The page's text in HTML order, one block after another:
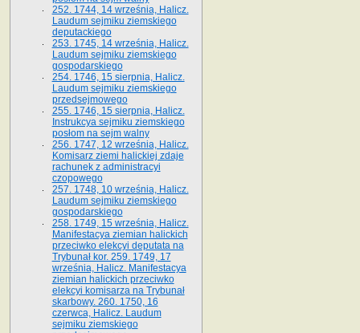
252. 1744, 14 września, Halicz.
Laudum sejmiku ziemskiego
deputackiego
253. 1745, 14 września, Halicz.
Laudum sejmiku ziemskiego
gospodarskiego
254. 1746, 15 sierpnia, Halicz.
Laudum sejmiku ziemskiego
przedsejmowego
255. 1746, 15 sierpnia, Halicz.
Instrukcya sejmiku ziemskiego
posłom na sejm walny
256. 1747, 12 września, Halicz.
Komisarz ziemi halickiej zdaje
rachunek z administracyi
czopowego
257. 1748, 10 września, Halicz.
Laudum sejmiku ziemskiego
gospodarskiego
258. 1749, 15 września, Halicz.
Manifestacya ziemian halickich
przeciwko elekcyi deputata na
Trybunał kor. 259. 1749, 17
września, Halicz. Manifestacya
ziemian halickich przeciwko
elekcyi komisarza na Trybunał
skarbowy. 260. 1750, 16
czerwca, Halicz. Laudum
sejmiku ziemskiego